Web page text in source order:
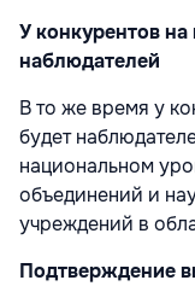
У конкурентов
наблюдателей
В то же время у
будет
национальном
объединений и
учреждений в
Подтверждение